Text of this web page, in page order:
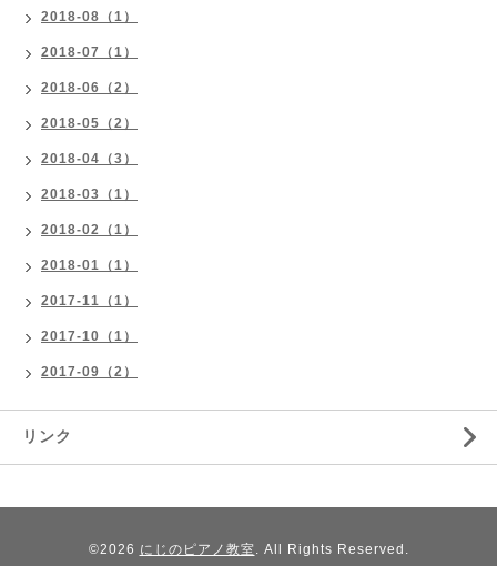
2018-08（1）
2018-07（1）
2018-06（2）
2018-05（2）
2018-04（3）
2018-03（1）
2018-02（1）
2018-01（1）
2017-11（1）
2017-10（1）
2017-09（2）
リンク
©2026 にじのピアノ教室 . All Rights Reserved.